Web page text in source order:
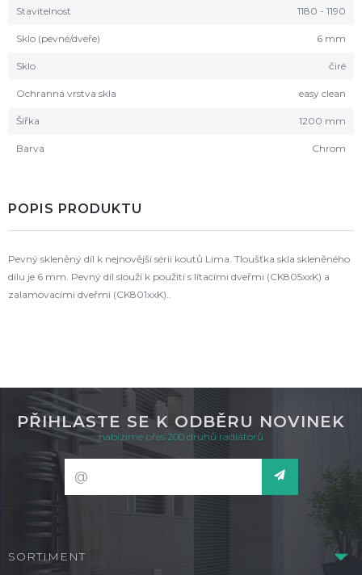
Stavitelnost 1180 - 1190
Sklo (pevné/dveře) 6 mm
Sklo čiré
Ochranná vrstva skla easy clean
Šířka 1200 mm
Barva Chrom
POPIS PRODUKTU
Pevný skleněný díl k nejnovější sérii koutů Lima. Tloušťka skla skleněného
dílu je 6 mm. Pevný díl slouží k použití s lítacími dveřmi (CK805xxK) a
zalamovacími dveřmi (CK801xxK)..
PŘIHLASTE SE K ODBĚRU NOVINEK
nabízíme přes 200 druhů radiátorů
SORTIMENT